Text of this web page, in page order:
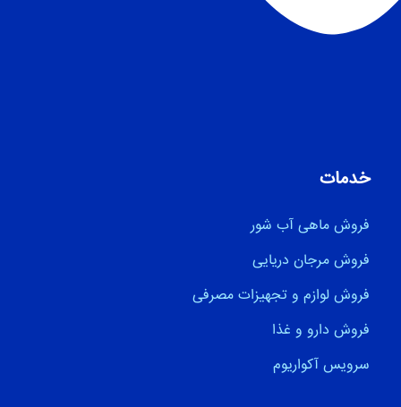
خدمات
فروش ماهی آب شور
فروش مرجان دریایی
فروش لوازم و تجهیزات مصرفی
فروش دارو و غذا
سرویس آکواریوم